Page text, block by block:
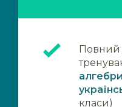
Повний
алгебри
класи)